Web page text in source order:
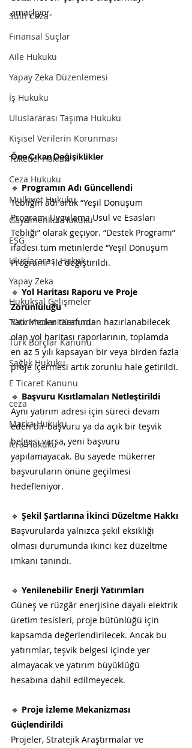
Sulh Ceza
Finansal Suçlar
Aile Hukuku
Yapay Zeka Düzenlemesi
İş Hukuku
Uluslararası Taşıma Hukuku
Kişisel Verilerin Korunması
Tüketici Hakları
Ceza Hukuku
Mülkiyet Hukuku
Gayrimenkul Hukuku
ESG
Uluslararası Hukuk
Yapay Zeka
Hukuksal Gelişmeler
Türk Medeni Kanunu
Türk Borçlar Kanunu
Sağlık Hukuku
E Ticaret Kanunu
ceza
Marka Hukuku
İcra Hukuku
amaçlıyor.
Öne Çıkan Değişiklikler
🔹 Programın Adı Güncellendi
Tebliğin adı artık “Yeşil Dönüşüm
Programı Uygulama Usul ve Esasları
Tebliği” olarak geçiyor. “Destek Programı”
ifadesi tüm metinlerde “Yeşil Dönüşüm
Programı” ile değiştirildi.
🔹 Yol Haritası Raporu ve Proje
Zorunluluğu
Yatırımcılar tarafından hazırlanabilecek
olan yol haritası raporlarının, toplamda
en az 5 yılı kapsayan bir veya birden fazla
proje içermesi artık zorunlu hale getirildi.
🔹 Başvuru Kısıtlamaları Netleştirildi
Aynı yatırım adresi için süreci devam
eden bir başvuru ya da açık bir teşvik
belgesi varsa, yeni başvuru
yapılamayacak. Bu sayede mükerrer
başvuruların önüne geçilmesi
hedefleniyor.
🔹 Şekil Şartlarına İkinci Düzeltme Hakkı
Başvurularda yalnızca şekil eksikliği
olması durumunda ikinci kez düzeltme
imkanı tanındı.
🔹 Yenilenebilir Enerji Yatırımları
Güneş ve rüzgâr enerjisine dayalı elektrik
üretim tesisleri, proje bütünlüğü için
kapsamda değerlendirilecek. Ancak bu
yatırımlar, teşvik belgesi içinde yer
almayacak ve yatırım büyüklüğü
hesabına dahil edilmeyecek.
🔹 Proje İzleme Mekanizması
Güçlendirildi
Projeler, Stratejik Araştırmalar ve